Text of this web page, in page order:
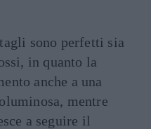
sono perfetti sia
in quanto la
anche a una
mentre
a seguire il